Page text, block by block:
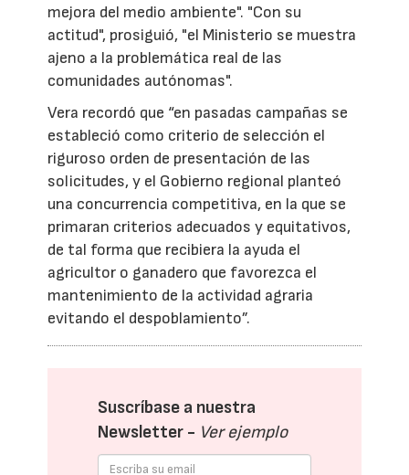
mejora del medio ambiente". "Con su
actitud", prosiguió, "el Ministerio se muestra
ajeno a la problemática real de las
comunidades autónomas".
Vera recordó que “en pasadas campañas se
estableció como criterio de selección el
riguroso orden de presentación de las
solicitudes, y el Gobierno regional planteó
una concurrencia competitiva, en la que se
primaran criterios adecuados y equitativos,
de tal forma que recibiera la ayuda el
agricultor o ganadero que favorezca el
mantenimiento de la actividad agraria
evitando el despoblamiento”.
Suscríbase a nuestra
Newsletter - Ver ejemplo